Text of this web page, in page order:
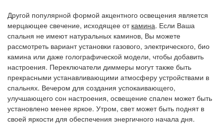
Другой популярной формой акцентного освещения является
мерцающее свечение, исходящее от камина. Если Ваша
спальня не имеют натуральных каминов, Вы можете
рассмотреть вариант установки газового, электрического, био
камина или даже голографической модели, чтобы добавить
настроения. Переключатели диммеры могут также быть
прекрасными устанавливающими атмосферу устройствами в
спальнях. Вечером для создания успокаивающего,
улучшающего сон настроения, освещение спален может быть
установлено менее яркое. Утром, свет может быть поднят в
своей яркости для обеспечения энергичного начала дня.